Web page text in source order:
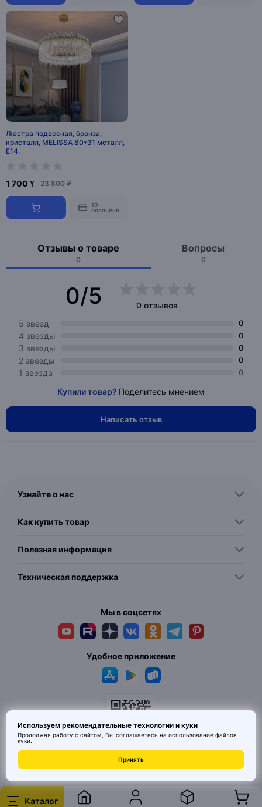
Каталог
Люстра подвесная, бронза,
кристалл, MELISSA 80*31 металл,
E14.
1 700 ¥ 23 800 ₽
10
оплачено
Отзывы о товаре
0
Вопросы
0
0/5
0 отзывов
5 звезд
0
4 звезды 0
3 звезды 0
2 звезды 0
1 звезда 0
Купили товар? Поделитесь мнением
Написать отзыв
Узнайте о нас
Как купить товар
Полезная информация
Техническая поддержка
Мы в соцсетях
© 2026 MAI HE MAI. Маркетплейс дизайнерских товаров со всего
Китая по ценам заводов. Все права защищены.
Удобное приложение
Используем рекомендательные технологии и куки
Продолжая работу с сайтом, Вы соглашаетесь на использование файлов
куки.
Принять